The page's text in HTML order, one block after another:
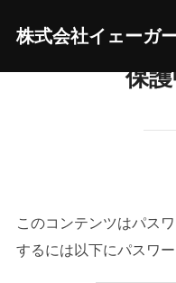
株式会社イェーガ
保
このコンテンツはパス
するには以下にパスワ